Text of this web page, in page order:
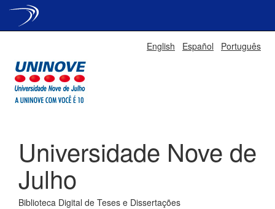
English Español Português
Universidade Nove de
Julho
Biblioteca Digital de Teses e Dissertações